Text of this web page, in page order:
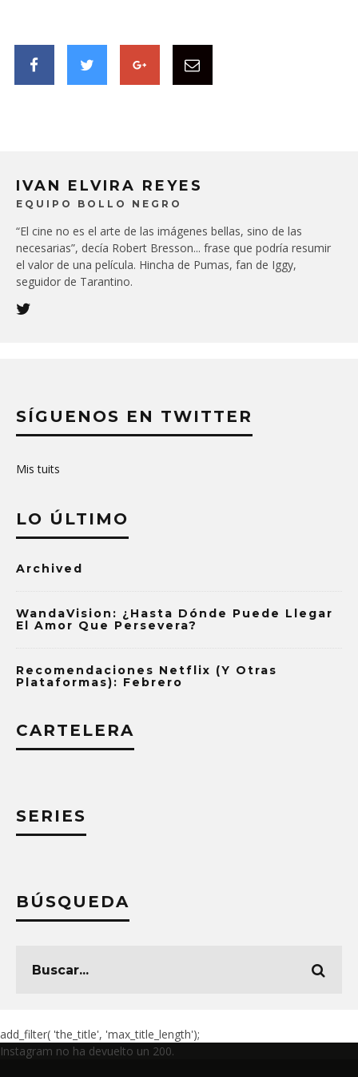
IVAN ELVIRA REYES
EQUIPO BOLLO NEGRO
“El cine no es el arte de las imágenes bellas, sino de las
necesarias”, decía Robert Bresson... frase que podría resumir
el valor de una película. Hincha de Pumas, fan de Iggy,
seguidor de Tarantino.
SÍGUENOS EN TWITTER
Mis tuits
LO ÚLTIMO
Archived
WandaVision: ¿Hasta Dónde Puede Llegar
El Amor Que Persevera?
Recomendaciones Netflix (y Otras
Plataformas): Febrero
CARTELERA
SERIES
BÚSQUEDA
add_filter( 'the_title', 'max_title_length');
Instagram no ha devuelto un 200.